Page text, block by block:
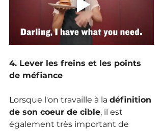
4. Lever les freins et les points
de méfiance
Lorsque l'on travaille à la définition
de son coeur de cible, il est
également très important de